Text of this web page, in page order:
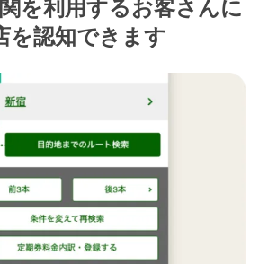
を利用するお客さんに
を認知できます